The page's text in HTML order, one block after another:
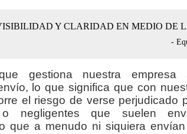
Y CLARIDAD EN MEDIO DE
-
gestiona nuestra empresa
lo que significa que con
el riesgo de verse perjudicado
negligentes que suelen
que a menudo ni siquiera